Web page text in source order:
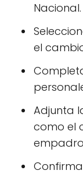
Nacional.
el
Adjunta
como el